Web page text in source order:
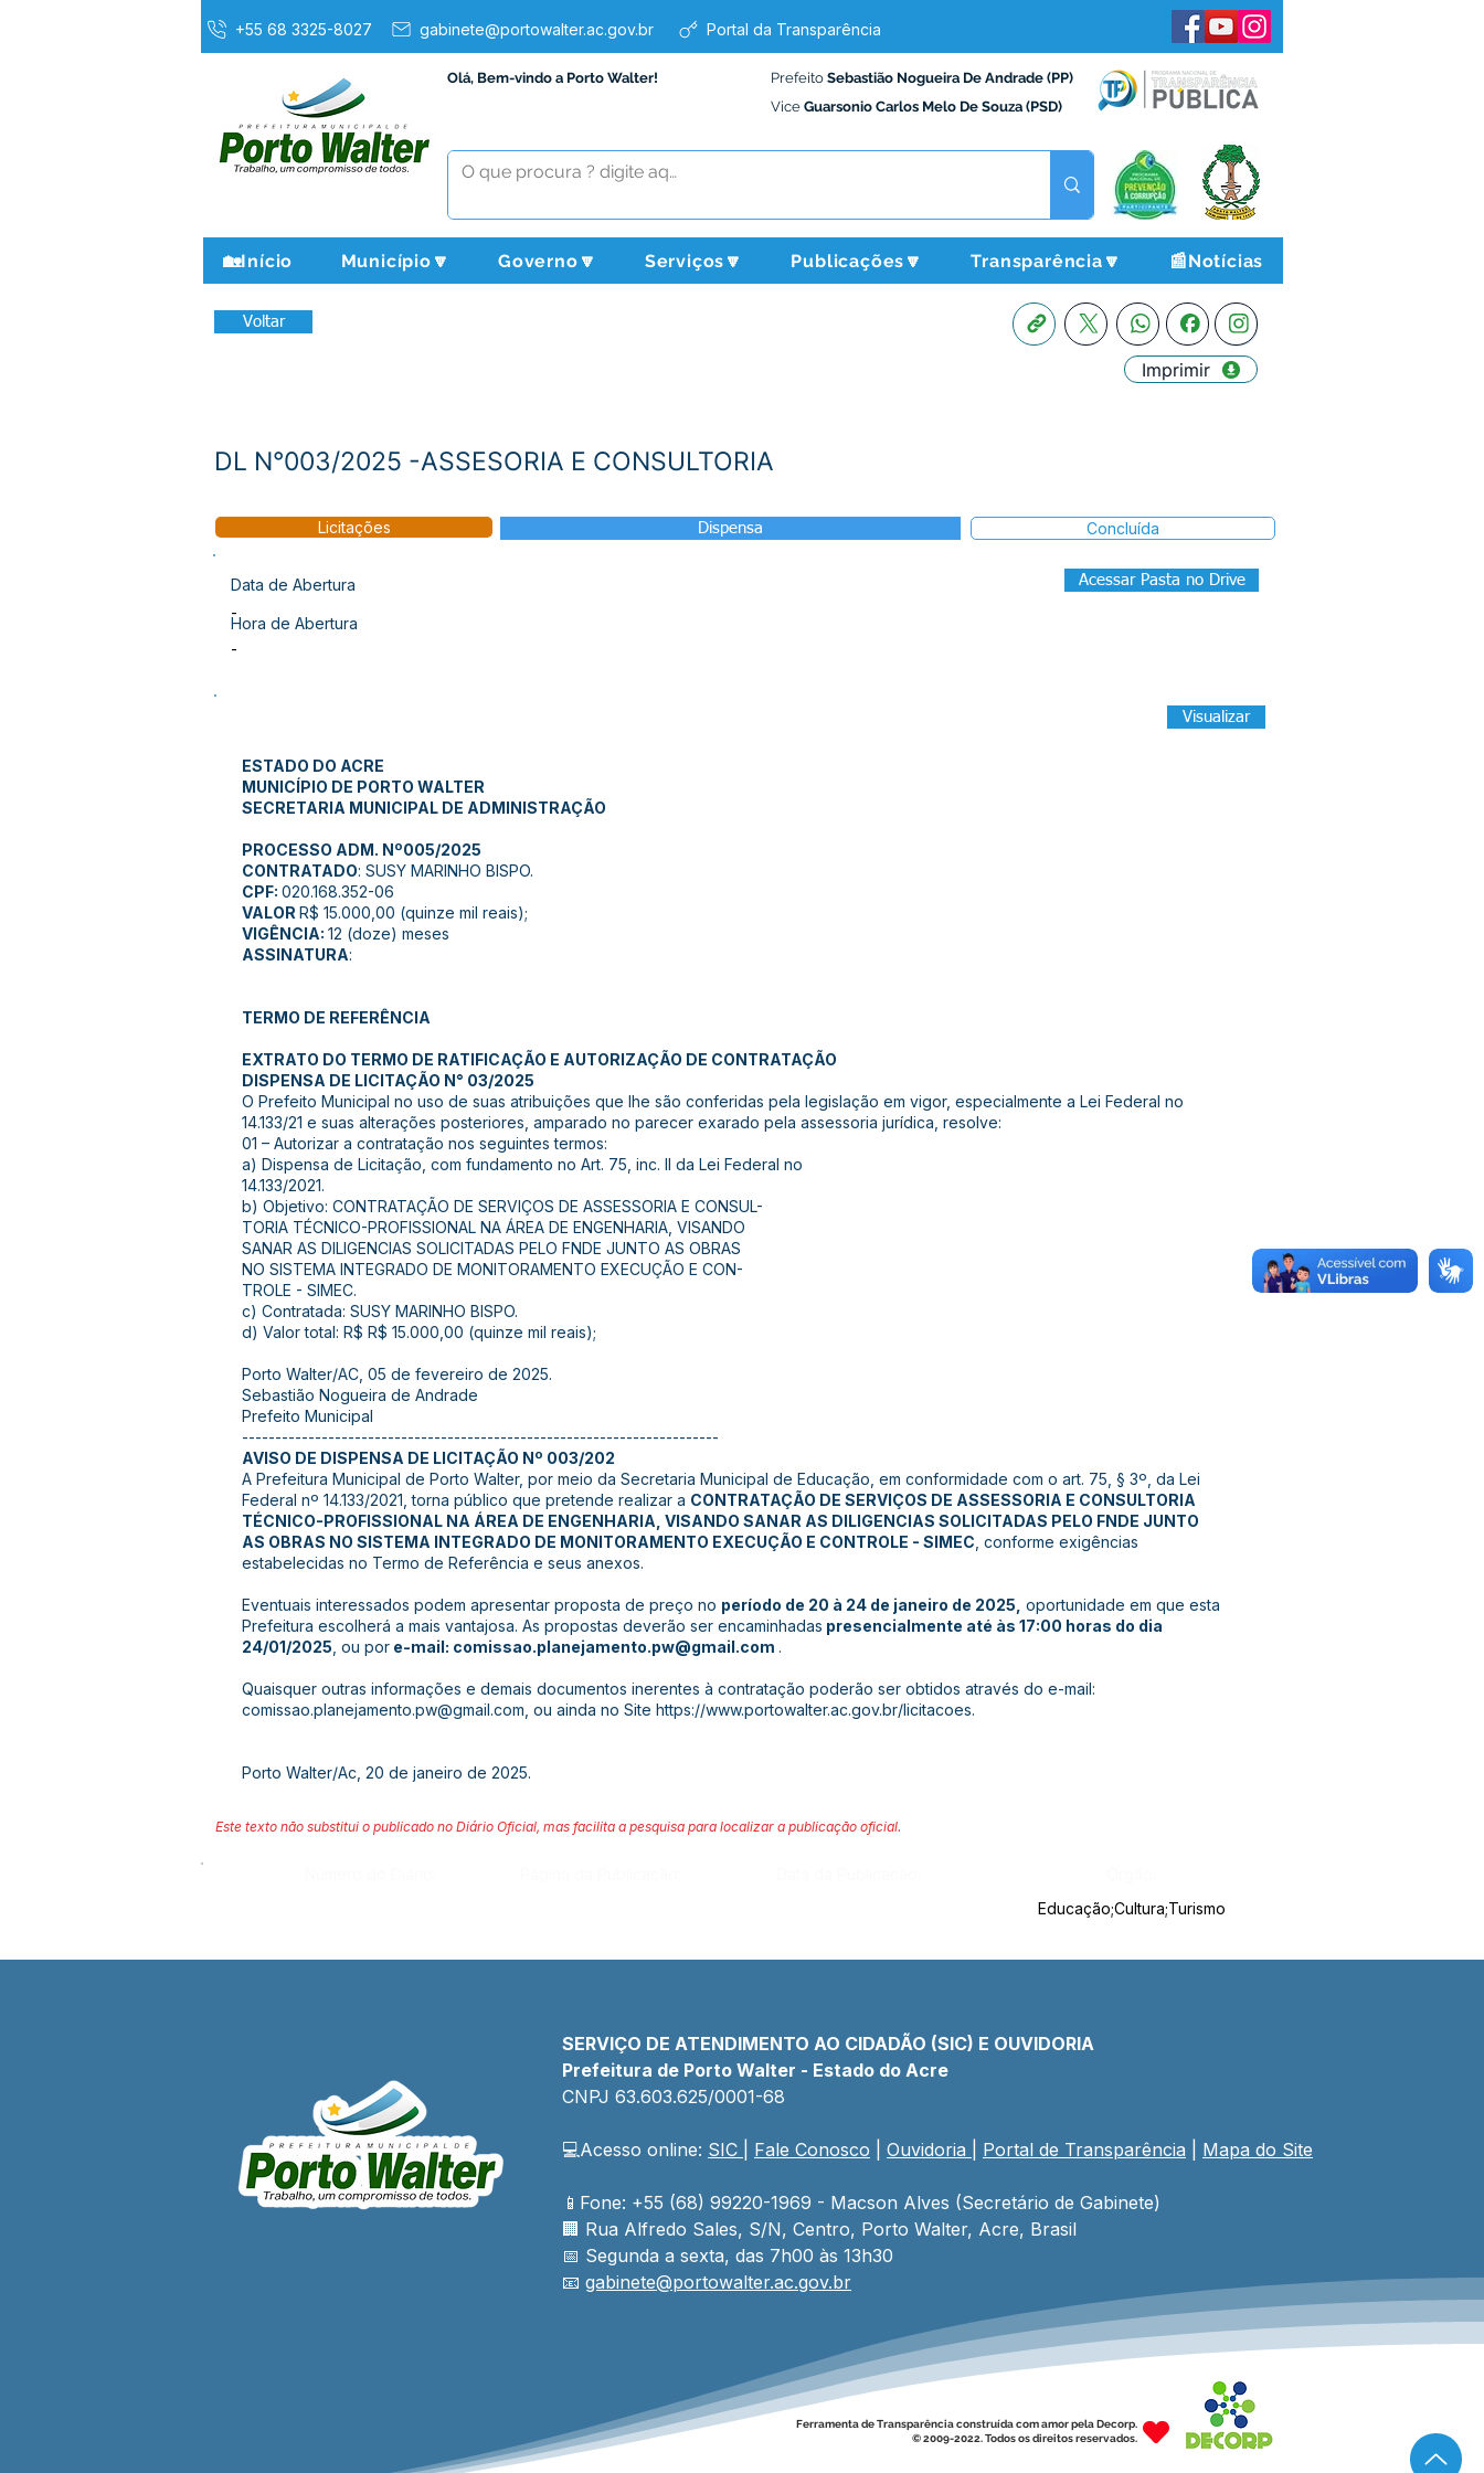
+55 68 3325-8027 gabinete@portowalter.ac.gov.br Portal da Transparência
Olá, Bem-vindo a Porto Walter! Prefeito Sebastião Nogueira De Andrade (PP)
Vice Guarsonio Carlos Melo De Souza (PSD)
🏡Início Município🔽 Governo🔽 Serviços🔽 Publicações🔽 Transparência🔽 📰Notícias
Voltar
Imprimir
DL N°003/2025 -ASSESORIA E CONSULTORIA
Licitações Dispensa Concluída
Data de Abertura
-
Hora de Abertura
-
Acessar Pasta no Drive
Visualizar
ESTADO DO ACRE
MUNICÍPIO DE PORTO WALTER
SECRETARIA MUNICIPAL DE ADMINISTRAÇÃO
PROCESSO ADM. Nº005/2025
CONTRATADO: SUSY MARINHO BISPO.
CPF: 020.168.352-06
VALOR R$ 15.000,00 (quinze mil reais);
VIGÊNCIA: 12 (doze) meses
ASSINATURA:
TERMO DE REFERÊNCIA
EXTRATO DO TERMO DE RATIFICAÇÃO E AUTORIZAÇÃO DE CONTRATAÇÃO
DISPENSA DE LICITAÇÃO N° 03/2025
O Prefeito Municipal no uso de suas atribuições que lhe são conferidas pela legislação em vigor, especialmente a Lei Federal no
14.133/21 e suas alterações posteriores, amparado no parecer exarado pela assessoria jurídica, resolve:
01 – Autorizar a contratação nos seguintes termos:
a) Dispensa de Licitação, com fundamento no Art. 75, inc. II da Lei Federal no
14.133/2021.
b) Objetivo: CONTRATAÇÃO DE SERVIÇOS DE ASSESSORIA E CONSUL-
TORIA TÉCNICO-PROFISSIONAL NA ÁREA DE ENGENHARIA, VISANDO
SANAR AS DILIGENCIAS SOLICITADAS PELO FNDE JUNTO AS OBRAS
NO SISTEMA INTEGRADO DE MONITORAMENTO EXECUÇÃO E CON-
TROLE - SIMEC.
c) Contratada: SUSY MARINHO BISPO.
d) Valor total: R$ R$ 15.000,00 (quinze mil reais);
Porto Walter/AC, 05 de fevereiro de 2025.
Sebastião Nogueira de Andrade
Prefeito Municipal
------------------------------------------------------------------------
AVISO DE DISPENSA DE LICITAÇÃO Nº 003/202
A Prefeitura Municipal de Porto Walter, por meio da Secretaria Municipal de Educação, em conformidade com o art. 75, § 3º, da Lei
Federal nº 14.133/2021, torna público que pretende realizar a CONTRATAÇÃO DE SERVIÇOS DE ASSESSORIA E CONSULTORIA
TÉCNICO-PROFISSIONAL NA ÁREA DE ENGENHARIA, VISANDO SANAR AS DILIGENCIAS SOLICITADAS PELO FNDE JUNTO
AS OBRAS NO SISTEMA INTEGRADO DE MONITORAMENTO EXECUÇÃO E CONTROLE - SIMEC , conforme exigências
estabelecidas no Termo de Referência e seus anexos.
Eventuais interessados podem apresentar proposta de preço no período de 20 à 24 de janeiro de 2025, oportunidade em que esta
Prefeitura escolherá a mais vantajosa. As propostas deverão ser encaminhadas presencialmente até às 17:00 horas do dia
24/01/2025 , ou por e-mail: comissao.planejamento.pw@gmail.com .
Quaisquer outras informações e demais documentos inerentes à contratação poderão ser obtidos através do e-mail:
comissao.planejamento.pw@gmail.com , ou ainda no Site https://www.portowalter.ac.gov.br/licitacoes.
Porto Walter/Ac, 20 de janeiro de 2025.
Este texto não substitui o publicado no Diário Oficial, mas facilita a pesquisa para localizar a publicação oficial.
Educação;Cultura;Turismo
SERVIÇO DE ATENDIMENTO AO CIDADÃO (SIC) E OUVIDORIA
Prefeitura de Porto Walter - Estado do Acre
CNPJ 63.603.625/0001-68
💻Acesso online: SIC Fale Conosco Ouvidoria Portal de Transparência Mapa do Site
📱Fone: +55 (68) 99220-1969 - Macson Alves (Secretário de Gabinete)
🏢 Rua Alfredo Sales, S/N, Centro, Porto Walter, Acre, Brasil
📅 Segunda a sexta, das 7h00 às 13h30
📧 gabinete@portowalter.ac.gov.br
Ferramenta de Transparência construída com amor pela Decorp.
© 2009-2022. Todos os direitos reservados.